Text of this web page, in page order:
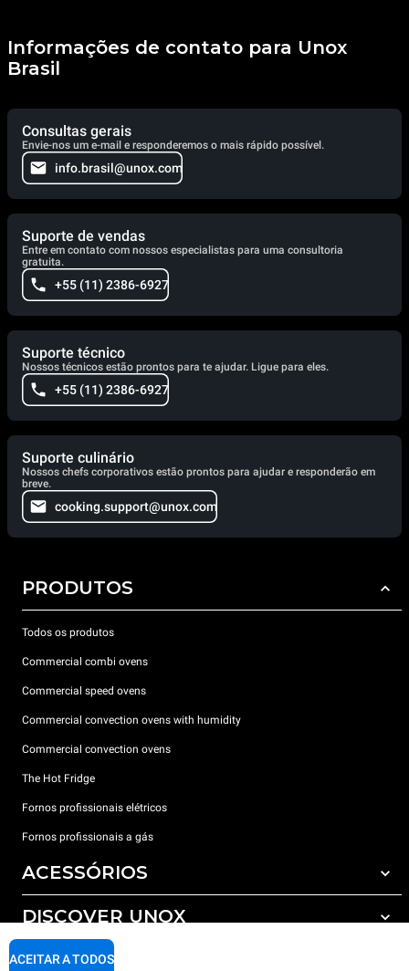
Informações de contato para Unox
Brasil
Consultas gerais
Envie-nos um e-mail e responderemos o mais rápido possível.
info.brasil@unox.com
Suporte de vendas
Entre em contato com nossos especialistas para uma consultoria
gratuita.
+55 (11) 2386-6927
Suporte técnico
Nossos técnicos estão prontos para te ajudar. Ligue para eles.
+55 (11) 2386-6927
Suporte culinário
Nossos chefs corporativos estão prontos para ajudar e responderão em
breve.
cooking.support@unox.com
PRODUTOS
Todos os produtos
Commercial combi ovens
Commercial speed ovens
Commercial convection ovens with humidity
Commercial convection ovens
The Hot Fridge
Fornos profissionais elétricos
Fornos profissionais a gás
ACESSÓRIOS
Todos os acessórios
Detergents for automatic washing
DISCOVER UNOX
Os nossos escritórios no mundo
SUPPORT
ACEITAR A TODOS